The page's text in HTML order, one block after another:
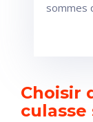
sommes
Choisir
culasse